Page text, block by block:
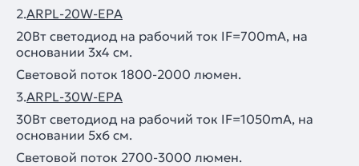
2.ARPL-20W-EPA
20Вт светодиод на рабочий ток IF=700mA, на
основании 3х4 cм.
Световой поток 1800-2000 люмен.
3.ARPL-30W-EPA
30Вт светодиод на рабочий ток IF=1050mA, на
основании 5х6 cм.
Световой поток 2700-3000 люмен.